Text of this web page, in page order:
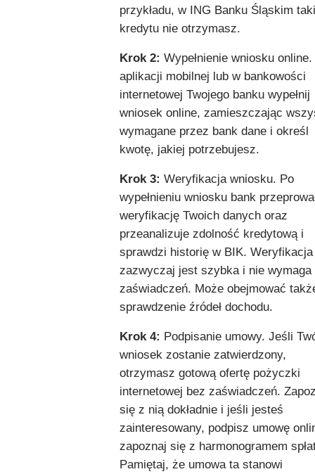
przykładu, w ING Banku Śląskim
kredytu nie otrzymasz.
Krok 2: Wypełnienie wniosku
aplikacji mobilnej lub w bankowości
internetowej Twojego banku wypełnij
wniosek online, zamieszczając
wymagane przez bank dane i określ
kwotę, jakiej potrzebujesz.
Krok 3: Weryfikacja wniosku. Po
wypełnieniu wniosku bank
weryfikację Twoich danych oraz
przeanalizuje zdolność kredytową i
sprawdzi historię w BIK.
zazwyczaj jest szybka i nie wymaga
zaświadczeń. Może obejmować
sprawdzenie źródeł dochodu.
Krok 4: Podpisanie umowy. Jeśli
wniosek zostanie zatwierdzony,
otrzymasz gotową ofertę pożyczki
internetowej bez zaświadczeń.
się z nią dokładnie i jeśli jesteś
zainteresowany, podpisz umowę
zapoznaj się z harmonogramem
Pamiętaj, że umowa ta stanowi